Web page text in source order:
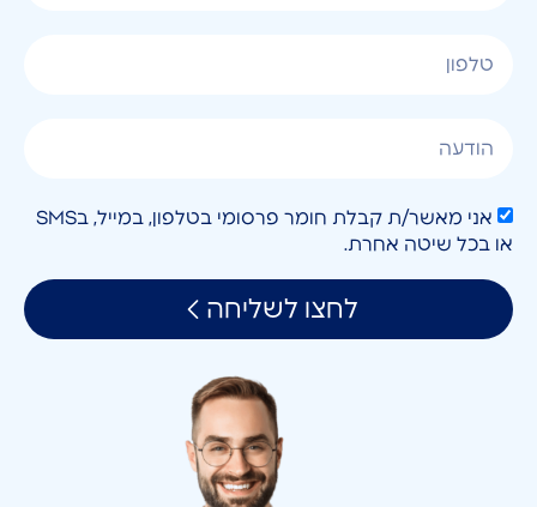
אני מאשר/ת קבלת חומר פרסומי בטלפון, במייל, בSMS
או בכל שיטה אחרת.
לחצו לשליחה